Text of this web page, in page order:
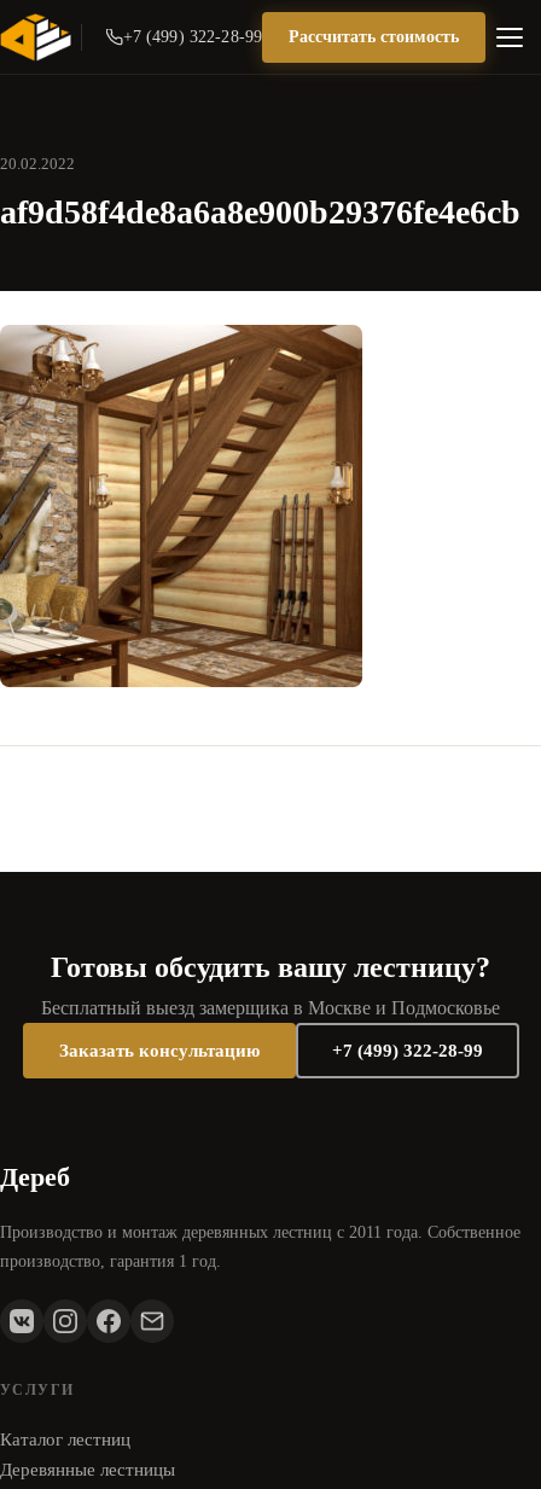
+7 (499) 322-28-99 Рассчитать стоимость
20.02.2022
af9d58f4de8a6a8e900b29376fe4e6cb
Готовы обсудить вашу лестницу?
Бесплатный выезд замерщика в Москве и Подмосковье
Заказать консультацию +7 (499) 322-28-99
Дереб
Производство и монтаж деревянных лестниц с 2011 года. Собственное
производство, гарантия 1 год.
УСЛУГИ
Каталог лестниц
Деревянные лестницы